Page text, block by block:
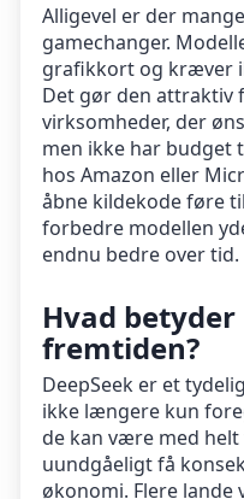
Alligevel er der
gamechanger.
grafikkort og kræver
Det gør den attraktiv
virksomheder, der
men ikke har budget
hos Amazon eller
åbne kildekode føre
forbedre modellen
endnu bedre over tid.
Hvad betyder
fremtiden?
DeepSeek er et
ikke længere kun
de kan være med
uundgåeligt få
økonomi. Flere lande